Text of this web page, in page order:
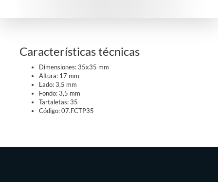
Características técnicas
Dimensiones: 35x35 mm
Altura: 17 mm
Lado: 3,5 mm
Fondo: 3,5 mm
Tartaletas: 35
Código: 07.FCTP35